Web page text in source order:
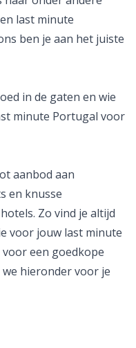
onder andere
last minute
ben je aan het juiste
in de gaten en wie
minute Portugal voor
aanbod aan
hotels. Zo vind je altijd
voor jouw last minute
een goedkope
hieronder voor je